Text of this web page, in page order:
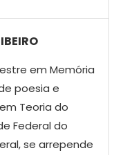
em Memória
poesia e
Teoria do
Federal do
se arrepende